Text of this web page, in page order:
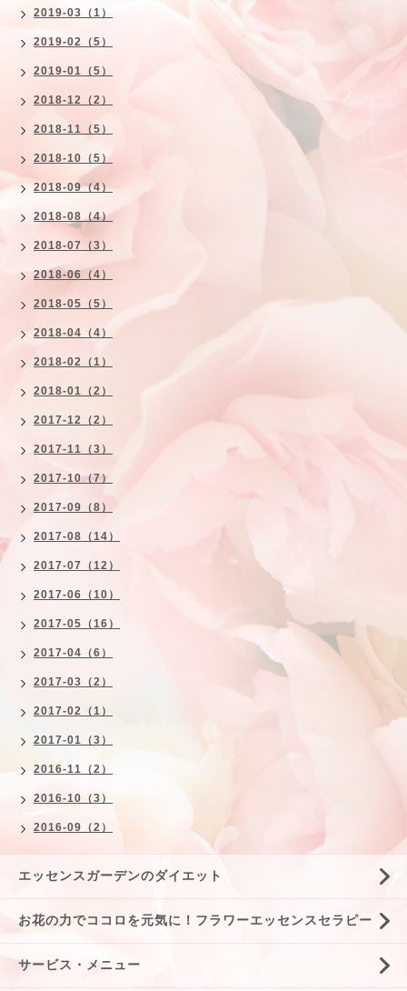
2019-03（1）
2019-02（5）
2019-01（5）
2018-12（2）
2018-11（5）
2018-10（5）
2018-09（4）
2018-08（4）
2018-07（3）
2018-06（4）
2018-05（5）
2018-04（4）
2018-02（1）
2018-01（2）
2017-12（2）
2017-11（3）
2017-10（7）
2017-09（8）
2017-08（14）
2017-07（12）
2017-06（10）
2017-05（16）
2017-04（6）
2017-03（2）
2017-02（1）
2017-01（3）
2016-11（2）
2016-10（3）
2016-09（2）
エッセンスガーデンのダイエット
お花の力でココロを元気に！フラワーエッセンスセラピー
サービス・メニュー